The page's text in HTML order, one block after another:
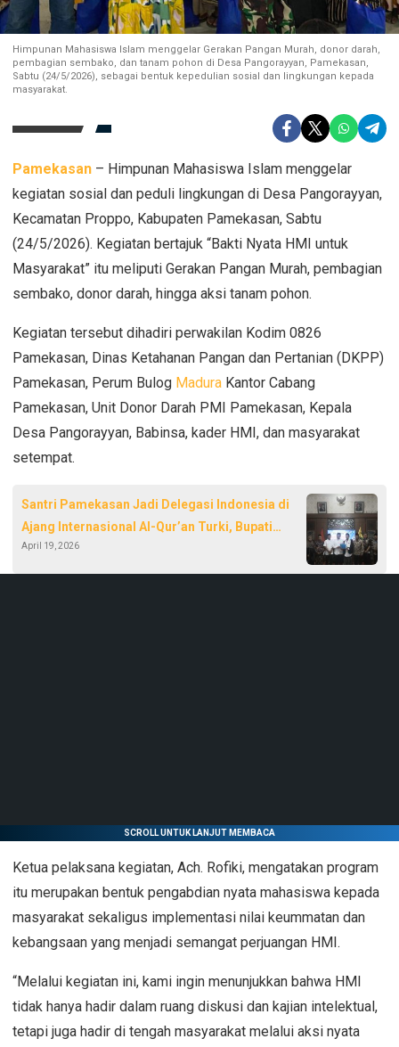
Himpunan Mahasiswa Islam menggelar Gerakan Pangan Murah, donor darah,
pembagian sembako, dan tanam pohon di Desa Pangorayyan, Pamekasan,
Sabtu (24/5/2026), sebagai bentuk kepedulian sosial dan lingkungan kepada
masyarakat.
Pamekasan – Himpunan Mahasiswa Islam menggelar
kegiatan sosial dan peduli lingkungan di Desa Pangorayyan,
Kecamatan Proppo, Kabupaten Pamekasan, Sabtu
(24/5/2026). Kegiatan bertajuk “Bakti Nyata HMI untuk
Masyarakat” itu meliputi Gerakan Pangan Murah, pembagian
sembako, donor darah, hingga aksi tanam pohon.
Kegiatan tersebut dihadiri perwakilan Kodim 0826
Pamekasan, Dinas Ketahanan Pangan dan Pertanian (DKPP)
Pamekasan, Perum Bulog Madura Kantor Cabang
Pamekasan, Unit Donor Darah PMI Pamekasan, Kepala
Desa Pangorayyan, Babinsa, kader HMI, dan masyarakat
setempat.
Santri Pamekasan Jadi Delegasi Indonesia di
Ajang Internasional Al-Qur’an Turki, Bupati
Lepas dengan Penuh Kebanggaan
April 19, 2026
SCROLL UNTUK LANJUT MEMBACA
Ketua pelaksana kegiatan, Ach. Rofiki, mengatakan program
itu merupakan bentuk pengabdian nyata mahasiswa kepada
masyarakat sekaligus implementasi nilai keummatan dan
kebangsaan yang menjadi semangat perjuangan HMI.
“Melalui kegiatan ini, kami ingin menunjukkan bahwa HMI
tidak hanya hadir dalam ruang diskusi dan kajian intelektual,
tetapi juga hadir di tengah masyarakat melalui aksi nyata